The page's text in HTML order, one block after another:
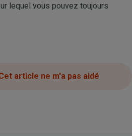
lequel vous pouvez toujours
article ne m'a pas aidé